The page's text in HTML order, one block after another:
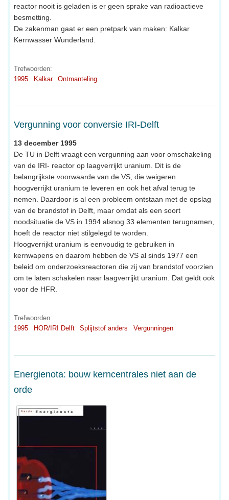
reactor nooit is geladen is er geen sprake van radioactieve
besmetting.
De zakenman gaat er een pretpark van maken: Kalkar
Kernwasser Wunderland.
Trefwoorden:
1995
Kalkar Ontmanteling
Vergunning voor conversie IRI-Delft
13 december 1995
De TU in Delft vraagt een vergunning aan voor omschakeling
van de IRI- reactor op laagverrijkt uranium. Dit is de
belangrijkste voorwaarde van de VS, die weigeren
hoogverrijkt uranium te leveren en ook het afval terug te
nemen. Daardoor is al een probleem ontstaan met de opslag
van de brandstof in Delft, maar omdat als een soort
noodsituatie de VS in 1994 alsnog 33 elementen terugnamen,
hoeft de reactor niet stilgelegd te worden.
Hoogverrijkt uranium is eenvoudig te gebruiken in
kernwapens en daarom hebben de VS al sinds 1977 een
beleid om onderzoeksreactoren die zij van brandstof voorzien
om te laten schakelen naar laagverrijkt uranium. Dat geldt ook
voor de HFR.
Trefwoorden:
1995
HOR/IRI Delft Splijtstof anders Vergunningen
Energienota: bouw kerncentrales niet aan de
orde